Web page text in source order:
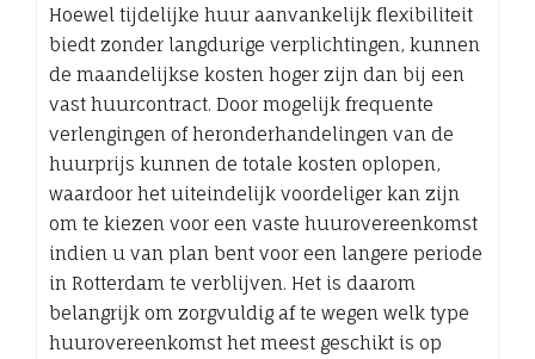
Hoewel tijdelijke huur aanvankelijk flexibiliteit
biedt zonder langdurige verplichtingen, kunnen
de maandelijkse kosten hoger zijn dan bij een
vast huurcontract. Door mogelijk frequente
verlengingen of heronderhandelingen van de
huurprijs kunnen de totale kosten oplopen,
waardoor het uiteindelijk voordeliger kan zijn
om te kiezen voor een vaste huurovereenkomst
indien u van plan bent voor een langere periode
in Rotterdam te verblijven. Het is daarom
belangrijk om zorgvuldig af te wegen welk type
huurovereenkomst het meest geschikt is op